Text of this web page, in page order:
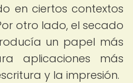
en ciertos contextos
otro lado, el secado
un papel más
aplicaciones más
y la impresión.